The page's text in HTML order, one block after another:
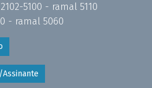
5100 - ramal 5110
- ramal 5060